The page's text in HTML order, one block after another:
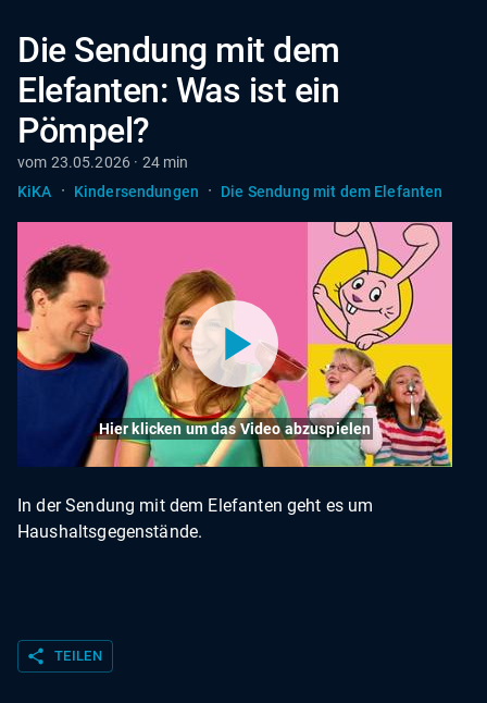
Die Sendung mit dem
Elefanten: Was ist ein
Pömpel?
vom 23.05.2026 · 24 min
KiKA
· Kindersendungen · Die Sendung mit dem Elefanten
Hier klicken um das Video abzuspielen
In der Sendung mit dem Elefanten geht es um
Haushaltsgegenstände.
share TEILEN